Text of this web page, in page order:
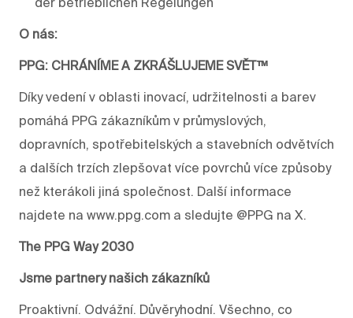
O nás:
PPG: CHRÁNÍME A ZKRÁŠLUJEME SVĚT™
Díky vedení v oblasti inovací, udržitelnosti a barev
pomáhá PPG zákazníkům v průmyslových,
dopravních, spotřebitelských a stavebních odvětvích
a dalších trzích zlepšovat více povrchů více způsoby
než kterákoli jiná společnost. Další informace
najdete na www.ppg.com a sledujte @PPG na X.
The PPG Way 2030
Jsme partnery našich zákazníků
Proaktivní. Odvážní. Důvěryhodní. Všechno, co